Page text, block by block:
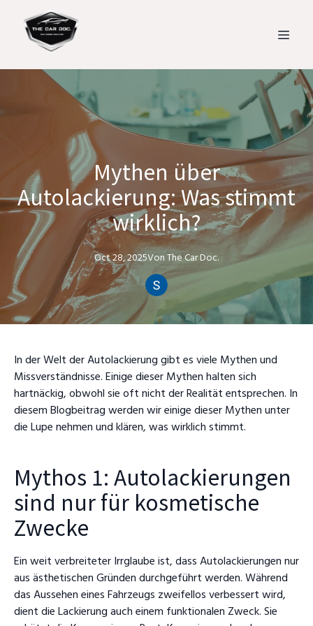
Mythen über
Autolackierung: Was stimmt
wirklich?
Oct 28, 2025VonThe CarDoc.
In der Welt der Autolackierung gibt es viele Mythen und
Missverständnisse. Einige dieser Mythen halten sich
hartnäckig, obwohl sie oft nicht der Realität entsprechen. In
diesem Blogbeitrag werden wir einige dieser Mythen unter
die Lupe nehmen und klären, was wirklich stimmt.
Mythos 1: Autolackierungen
sind nur für kosmetische
Zwecke
Ein weit verbreiteter Irrglaube ist, dass Autolackierungen nur
aus ästhetischen Gründen durchgeführt werden. Während
das Aussehen eines Fahrzeugs zweifellos verbessert wird,
dient die Lackierung auch einem funktionalen Zweck. Sie